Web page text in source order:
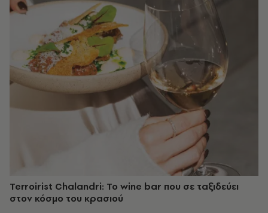
Terroirist Chalandri: Το wine bar που σε ταξιδεύει
στον κόσμο του κρασιού